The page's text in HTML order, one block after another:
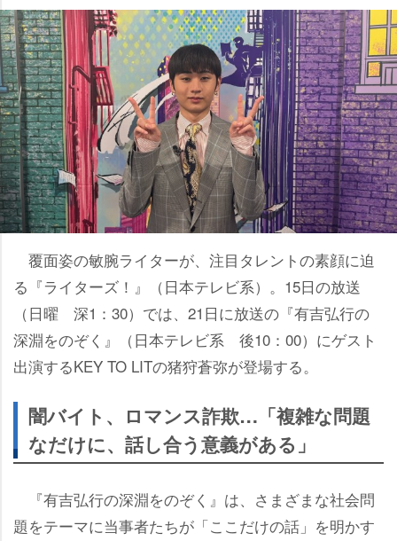
覆面姿の敏腕ライターが、注目タレントの素顔に迫
る『ライターズ！』（日本テレビ系）。15日の放送
（日曜 深1：30）では、21日に放送の『有吉弘行の
深淵をのぞく』（日本テレビ系 後10：00）にゲスト
出演するKEY TO LITの猪狩蒼弥が登場する。
闇バイト、ロマンス詐欺…「複雑な問題
なだけに、話し合う意義がある」
『有吉弘行の深淵をのぞく』は、さまざまな社会問
題をテーマに当事者たちが「ここだけの話」を明かす